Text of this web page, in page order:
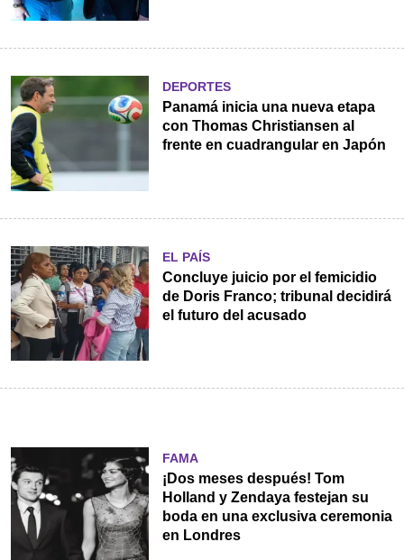
DEPORTES
Panamá inicia una nueva etapa
con Thomas Christiansen al
frente en cuadrangular en Japón
EL PAÍS
Concluye juicio por el femicidio
de Doris Franco; tribunal decidirá
el futuro del acusado
FAMA
¡Dos meses después! Tom
Holland y Zendaya festejan su
boda en una exclusiva ceremonia
en Londres